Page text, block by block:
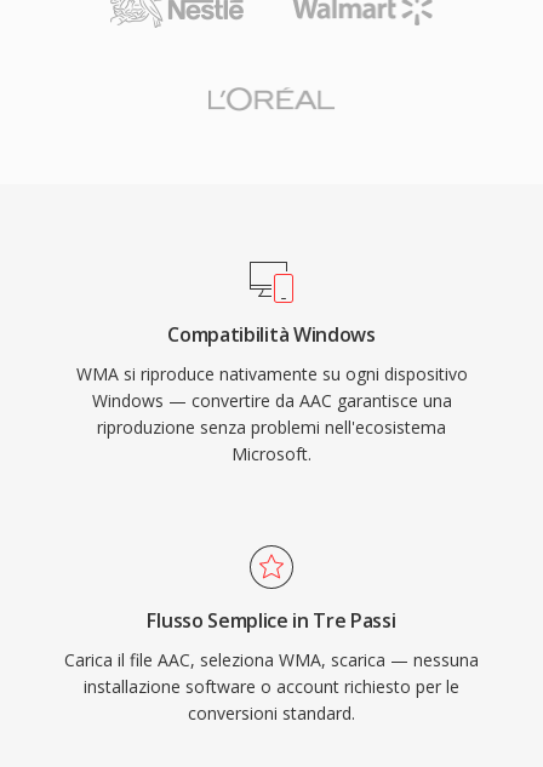
senza plugin aggiuntivi.
un forte vantaggio distributivo per tutti gli anni
Windows, senza necessità di software di terze
parti per la riproduzione su qualsiasi macchina
Windows. Il supporto multipiattaforma è
migliorato grazie a librerie come FFmpeg e
GStreamer, sebbene WMA resti meno
universalmente compatibile rispetto a MP3 o
legacy, anche se codec più recenti ne hanno
largamente preso il posto per streaming e uso
portatile.
Compatibilità Windows
WMA si riproduce nativamente su ogni dispositivo
Windows — convertire da AAC garantisce una
riproduzione senza problemi nell'ecosistema
Microsoft.
Flusso Semplice in Tre Passi
Carica il file AAC, seleziona WMA, scarica — nessuna
installazione software o account richiesto per le
conversioni standard.